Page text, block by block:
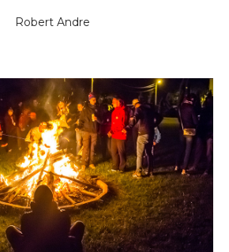
Robert Andre